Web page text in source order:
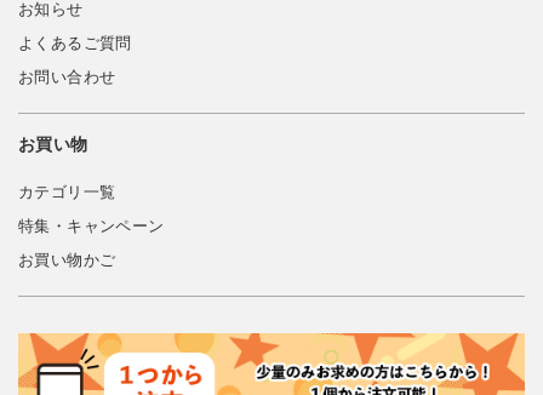
お知らせ
よくあるご質問
お問い合わせ
お買い物
カテゴリ一覧
特集・キャンペーン
お買い物かご